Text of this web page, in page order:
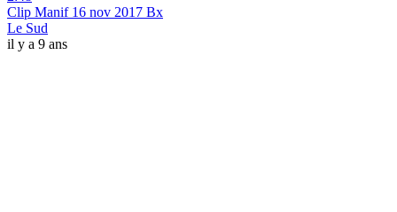
Clip Manif 16 nov 2017 Bx
Le Sud
il y a 9 ans